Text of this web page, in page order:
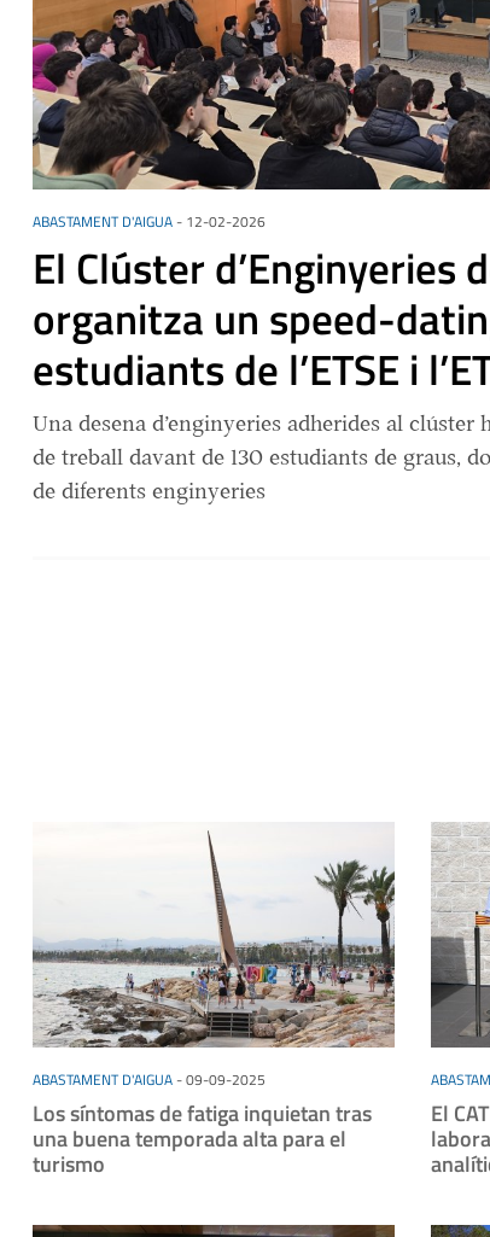
ABASTAMENT D'AIGUA- 12-02-2026
El Clúster d’Enginyeries
organitza un speed-
estudiants de l’ETSE i
Una desena d’enginyeries adherides al clúster
de treball davant de 130 estudiants de graus,
de diferents enginyeries
ABASTAMENT D'AIGUA-09-09-2025
Los síntomas de fatiga inquietan tras
una buena temporada alta para el
turismo
El